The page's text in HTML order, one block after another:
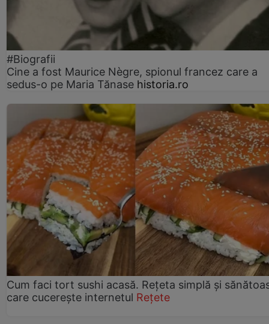
#Biografii
Cine a fost Maurice Nègre, spionul francez care a
sedus-o pe Maria Tănase historia.ro
Cum faci tort sushi acasă. Rețeta simplă și
care cucerește internetul Rețete